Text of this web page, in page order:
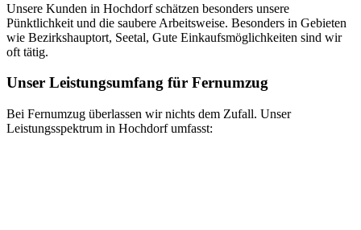
Unsere Kunden in Hochdorf schätzen besonders unsere
Pünktlichkeit und die saubere Arbeitsweise. Besonders in Gebieten
wie Bezirkshauptort, Seetal, Gute Einkaufsmöglichkeiten sind wir
oft tätig.
Unser Leistungsumfang für Fernumzug
Bei Fernumzug überlassen wir nichts dem Zufall. Unser
Leistungsspektrum in Hochdorf umfasst: